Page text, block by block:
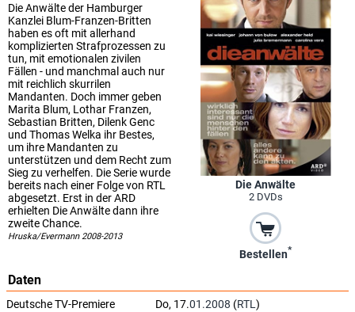
Die Anwälte
2 DVDs
Bestellen*
Die Anwälte der Hamburger
Kanzlei Blum-Franzen-Britten
haben es oft mit allerhand
komplizierten Strafprozessen zu
tun, mit emotionalen zivilen
Fällen - und manchmal auch nur
mit reichlich skurrilen
Mandanten. Doch immer geben
Marita Blum, Lothar Franzen,
Sebastian Britten, Dilenk Genc
und Thomas Welka ihr Bestes,
um ihre Mandanten zu
unterstützen und dem Recht zum
Sieg zu verhelfen. Die Serie wurde
bereits nach einer Folge von RTL
abgesetzt. Erst in der ARD
erhielten Die Anwälte dann ihre
zweite Chance.
Hruska/Evermann 2008-2013
Daten
Deutsche TV-Premiere Do, 17.01.2008 (RTL)